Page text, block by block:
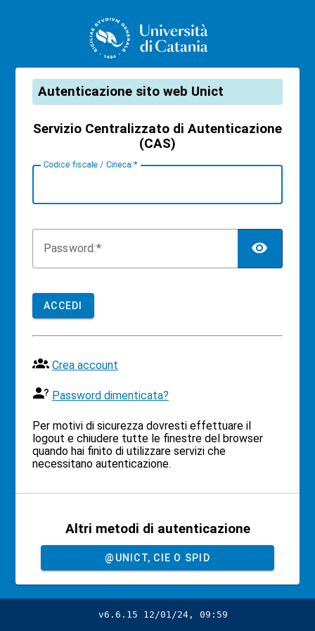
CAS
Autenticazione sito web Unict
Servizio Centralizzato di Autenticazione
(CAS)
Codice fiscale / Cineca:
Password:
ACCEDI
Crea account
Password dimenticata?
Per motivi di sicurezza dovresti effettuare il
logout e chiudere tutte le finestre del browser
quando hai finito di utilizzare servizi che
necessitano autenticazione.
Altri metodi di autenticazione
@UNICT, CIE O SPID
v6.6.15 12/01/24, 09:59